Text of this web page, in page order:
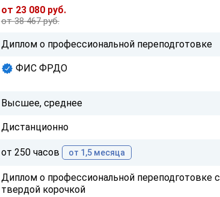
от 23 080 руб.
от 38 467 руб.
Диплом о профессиональной переподготовке
ФИС ФРДО
Высшее, среднее
Дистанционно
от 250 часов от 1,5 месяца
Диплом о профессиональной переподготовке с
твердой корочкой